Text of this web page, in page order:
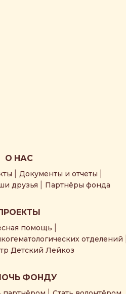
О НАС
Документы и отчеты
друзья Партнёры фонда
помощь
отделений
Детский Лейкоз
ФОНДУ